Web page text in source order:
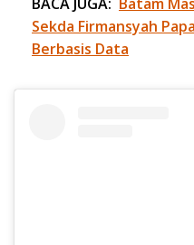
Sekda Firmansyah
Berbasis Data